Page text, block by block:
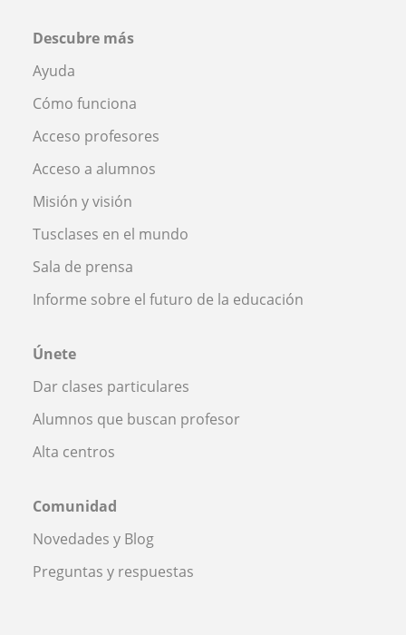
Descubre más
Ayuda
Cómo funciona
Acceso profesores
Acceso a alumnos
Misión y visión
Tusclases en el mundo
Sala de prensa
Informe sobre el futuro de la educación
Únete
Dar clases particulares
Alumnos que buscan profesor
Alta centros
Comunidad
Novedades y Blog
Preguntas y respuestas